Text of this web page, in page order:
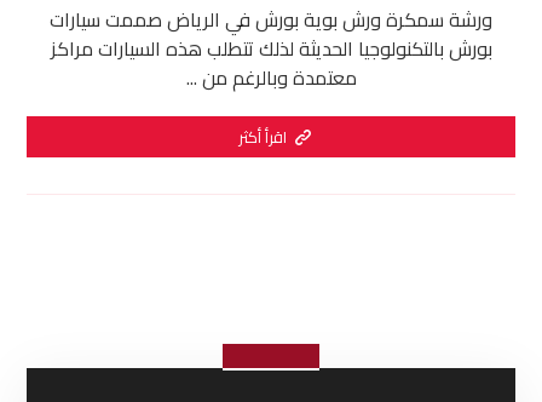
ورشة سمكرة ورش بوية بورش في الرياض صممت سيارات
بورش بالتكنولوجيا الحديثة لذلك تتطلب هذه السيارات مراكز
معتمدة وبالرغم من ...
اقرأ أكثر